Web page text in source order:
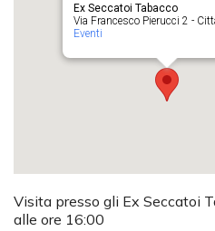
Ex Seccatoi Tabacco
Via Francesco Pierucci 2 -
Eventi
Visita presso gli Ex Seccatoi
alle ore 16:00